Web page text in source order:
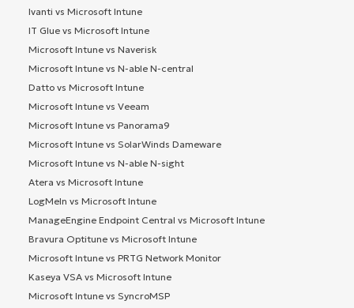
Ivanti vs Microsoft Intune
IT Glue vs Microsoft Intune
Microsoft Intune vs Naverisk
Microsoft Intune vs N-able N-central
Datto vs Microsoft Intune
Microsoft Intune vs Veeam
Microsoft Intune vs Panorama9
Microsoft Intune vs SolarWinds Dameware
Microsoft Intune vs N-able N-sight
Atera vs Microsoft Intune
LogMeIn vs Microsoft Intune
ManageEngine Endpoint Central vs Microsoft Intune
Bravura Optitune vs Microsoft Intune
Microsoft Intune vs PRTG Network Monitor
Kaseya VSA vs Microsoft Intune
Microsoft Intune vs SyncroMSP